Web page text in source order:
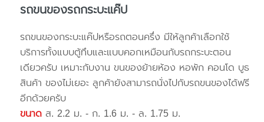
รถขนของรถกระบะแค๊ป
รถขนของกระบะแค๊ปหรือรถตอนครึ่ง มีให้ลูกค้าเลือกใช้
บริการทั้งแบบตู้ทึบและแบบคอกเหมือนกับรถกระบะตอน
เดียวครับ เหมาะกับงาน ขนของย้ายห้อง หอพัก คอนโด บูธ
สินค้า ของไม่เยอะ ลูกค้ายังสามารถนั่งไปกับรถขนของได้ฟรี
อีกด้วยครับ
ขนาด ส. 2.2 ม. - ก. 1.6 ม. - ล. 1.75 ม.